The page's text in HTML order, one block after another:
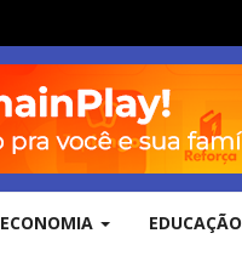
ECONOMIA EDUCAÇÃO